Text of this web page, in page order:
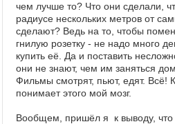
чем лучше то? Что они сделали,
радиусе нескольких метров от
сделают? Ведь на то, чтобы
гнилую розетку - не надо много
купить её. Да и поставить
они не знают, чем им заняться
Фильмы смотрят, пьют, едят. Всё!
понимает этого мой мозг.
Вообщем, пришёл я к выводу, что